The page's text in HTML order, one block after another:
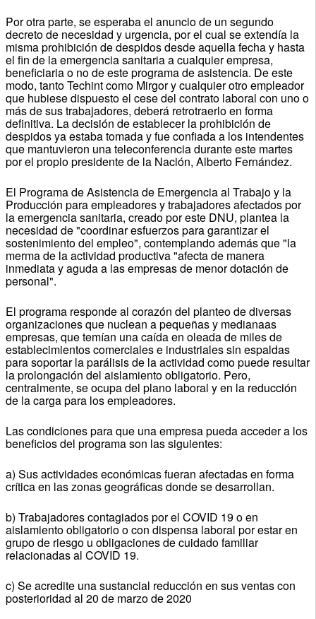
Por otra parte, se esperaba el anuncio de un segundo
decreto de necesidad y urgencia, por el cual se extendía la
misma prohibición de despidos desde aquella fecha y hasta
el fin de la emergencia sanitaria a cualquier empresa,
beneficiaria o no de este programa de asistencia. De este
modo, tanto Techint como Mirgor y cualquier otro empleador
que hubiese dispuesto el cese del contrato laboral con uno o
más de sus trabajadores, deberá retrotraerlo en forma
definitiva. La decisión de establecer la prohibición de
despidos ya estaba tomada y fue confiada a los intendentes
que mantuvieron una teleconferencia durante este martes
por el propio presidente de la Nación, Alberto Fernández.
El Programa de Asistencia de Emergencia al Trabajo y la
Producción para empleadores y trabajadores afectados por
la emergencia sanitaria, creado por este DNU, plantea la
necesidad de "coordinar esfuerzos para garantizar el
sostenimiento del empleo", contemplando además que "la
merma de la actividad productiva "afecta de manera
inmediata y aguda a las empresas de menor dotación de
personal".
El programa responde al corazón del planteo de diversas
organizaciones que nuclean a pequeñas y medianaas
empresas, que temían una caída en oleada de miles de
establecimientos comerciales e industriales sin espaldas
para soportar la parálisis de la actividad como puede resultar
la prolongación del aislamiento obligatorio. Pero,
centralmente, se ocupa del plano laboral y en la reducción
de la carga para los empleadores.
Las condiciones para que una empresa pueda acceder a los
beneficios del programa son las siguientes:
a) Sus actividades económicas fueran afectadas en forma
crítica en las zonas geográficas donde se desarrollan.
b) Trabajadores contagiados por el COVID 19 o en
aislamiento obligatorio o con dispensa laboral por estar en
grupo de riesgo u obligaciones de cuidado familiar
relacionadas al COVID 19.
c) Se acredite una sustancial reducción en sus ventas con
posterioridad al 20 de marzo de 2020